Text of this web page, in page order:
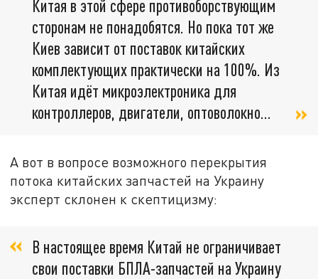
Китая в этой сфере противоборствующим
сторонам не понадобятся. Но пока тот же
Киев зависит от поставок китайских
комплектующих практически на 100%. Из
Китая идёт микроэлектроника для
контроллеров, двигатели, оптоволокно…
А вот в вопросе возможного перекрытия
потока китайских запчастей на Украину
эксперт склонен к скептицизму:
В настоящее время Китай не ограничивает
свои поставки БПЛА-запчастей на Украину